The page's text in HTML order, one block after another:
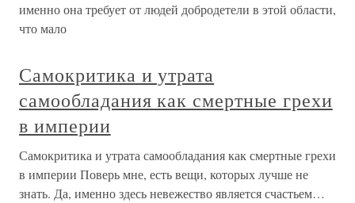
именно она требует от людей добродетели в этой области,
что мало
Самокритика и утрата
самообладания как смертные грехи
в империи
Самокритика и утрата самообладания как смертные грехи
в империи Поверь мне, есть вещи, которых лучше не
знать. Да, именно здесь невежество является счастьем…